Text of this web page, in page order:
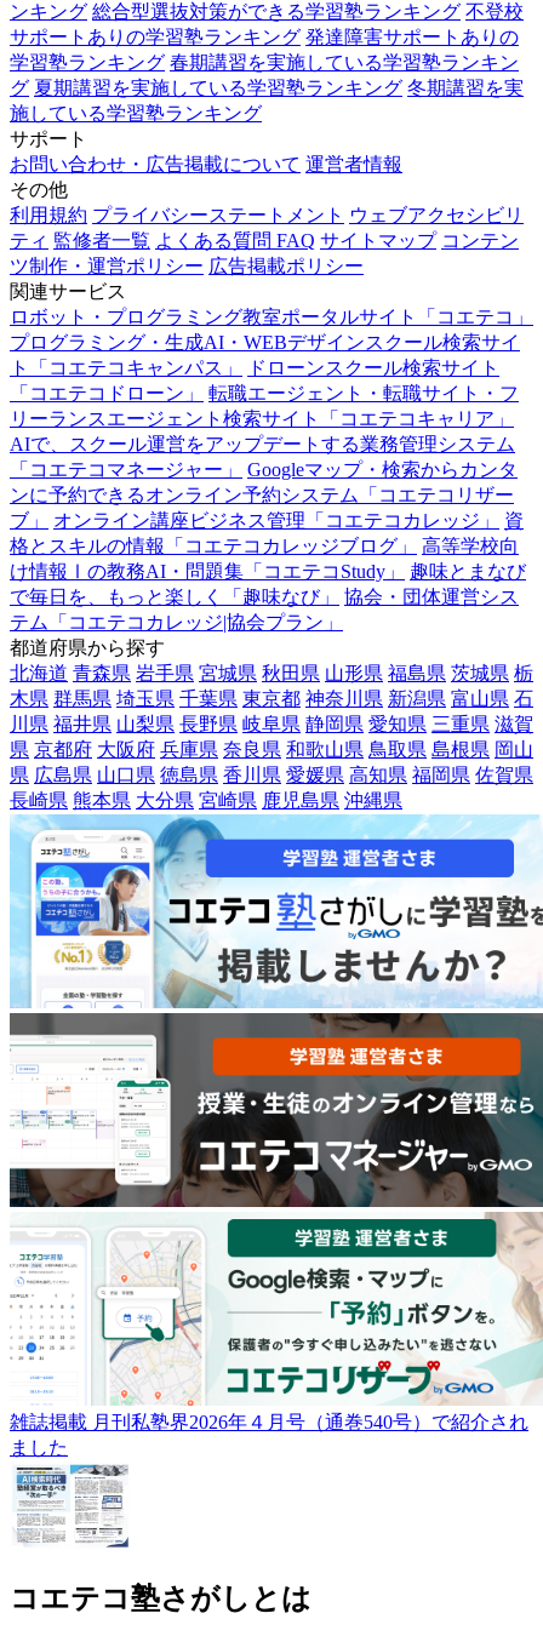
ンキング 総合型選抜対策ができる学習塾ランキング 不登校
サポートありの学習塾ランキング 発達障害サポートありの
学習塾ランキング 春期講習を実施している学習塾ランキン
グ 夏期講習を実施している学習塾ランキング 冬期講習を実
施している学習塾ランキング
サポート
お問い合わせ・広告掲載について 運営者情報
その他
利用規約 プライバシーステートメント ウェブアクセシビリ
ティ 監修者一覧 よくある質問 FAQ サイトマップ コンテン
ツ制作・運営ポリシー 広告掲載ポリシー
関連サービス
ロボット・プログラミング教室ポータルサイト「コエテコ」
プログラミング・生成AI・WEBデザインスクール検索サイ
ト「コエテコキャンパス」
ドローンスクール検索サイト
「コエテコドローン」
転職エージェント・転職サイト・フ
リーランスエージェント検索サイト「コエテコキャリア」
AIで、スクール運営をアップデートする業務管理システム
「コエテコマネージャー」
Googleマップ・検索からカンタ
ンに予約できるオンライン予約システム「コエテコリザー
ブ」
オンライン講座ビジネス管理「コエテコカレッジ」
資
格とスキルの情報「コエテコカレッジブログ」
高等学校向
け情報Ⅰの教務AI・問題集「コエテコStudy」
趣味とまなび
で毎日を、もっと楽しく「趣味なび」
協会・団体運営シス
テム「コエテコカレッジ|協会プラン」
都道府県から探す
北海道 青森県 岩手県 宮城県 秋田県 山形県 福島県 茨城県 栃
木県 群馬県 埼玉県 千葉県 東京都 神奈川県 新潟県 富山県 石
川県 福井県 山梨県 長野県 岐阜県 静岡県 愛知県 三重県 滋賀
県 京都府 大阪府 兵庫県 奈良県 和歌山県 鳥取県 島根県 岡山
県 広島県 山口県 徳島県 香川県 愛媛県 高知県 福岡県 佐賀県
長崎県 熊本県 大分県 宮崎県 鹿児島県 沖縄県
雑誌掲載 月刊私塾界2026年４月号（通巻540号）で紹介され
ました
コエテコ塾さがしとは